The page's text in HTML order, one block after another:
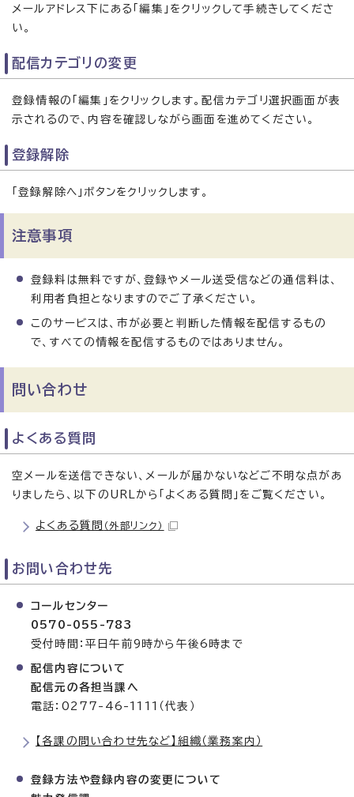
メールアドレス下にある「編集」をクリックして手続きしてくださ
い。
配信カテゴリの変更
登録情報の「編集」をクリックします。配信カテゴリ選択画面が表
示されるので、内容を確認しながら画面を進めてください。
登録解除
「登録解除へ」ボタンをクリックします。
注意事項
登録料は無料ですが、登録やメール送受信などの通信料は、
利用者負担となりますのでご了承ください。
このサービスは、市が必要と判断した情報を配信するもの
で、すべての情報を配信するものではありません。
問い合わせ
よくある質問
空メールを送信できない、メールが届かないなどご不明な点があ
りましたら、以下のURLから「よくある質問」をご覧ください。
よくある質問 （外部リンク）
お問い合わせ先
コールセンター
0570-055-783
受付時間：平日午前9時から午後6時まで
配信内容について
配信元の各担当課へ
電話：0277-46-1111（代表）
【各課の問い合わせ先など】組織（業務案内）
登録方法や登録内容の変更について